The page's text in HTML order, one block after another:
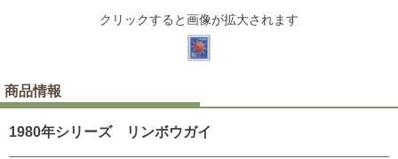
クリックすると画像が拡大されます
商品情報
1980年シリーズ リンボウガイ